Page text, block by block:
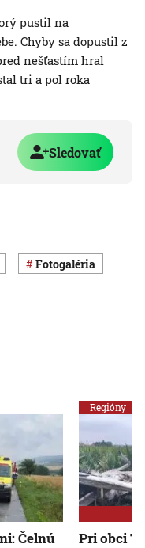
pustil na
Chyby sa dopustil z
nešťastím hral
tri a pol roka
Sledovať
Fotogaléria
Čelnú
Regióny
Pri obci